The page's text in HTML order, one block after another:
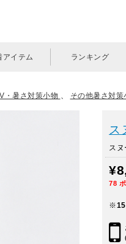
アイテム ランキング
・暑さ対策小物 、 その他暑さ対策
ス
ス
78
※15